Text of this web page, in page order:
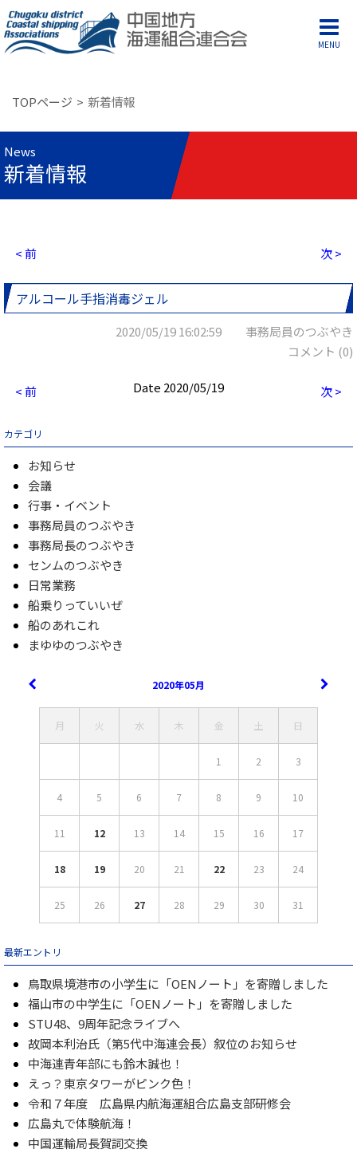
TOPページ 新着情報
News
新着情報
< 前 次 >
アルコール手指消毒ジェル
2020/05/19 16:02:59 事務局員のつぶやき
コメント (0)
< 前 次 >
Date 2020/05/19
カテゴリ
お知らせ
会議
行事・イベント
事務局員のつぶやき
事務局長のつぶやき
センムのつぶやき
日常業務
船乗りっていいぜ
船のあれこれ
まゆゆのつぶやき
2020年05月
月 火 水 木 金 土 日
1 2 3
4 5 6 7 8 9 10
11 12 13 14 15 16 17
18 19 20 21 22 23 24
25 26 27 28 29 30 31
最新エントリ
鳥取県境港市の小学生に「OENノート」を寄贈しました
福山市の中学生に「OENノート」を寄贈しました
STU48、9周年記念ライブへ
故岡本利治氏（第5代中海連会長）叙位のお知らせ
中海連青年部にも鈴木誠也！
えっ？東京タワーがピンク色！
令和７年度 広島県内航海運組合広島支部研修会
広島丸で体験航海！
中国運輸局長賀詞交換
MENU